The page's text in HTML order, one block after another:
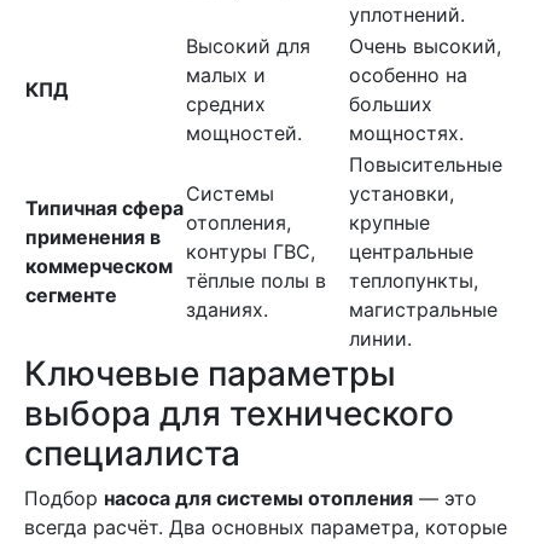
уплотнений.
КПД
Высокий для
малых и
средних
мощностей.
Очень высокий,
особенно на
больших
мощностях.
Типичная сфера
применения в
коммерческом
сегменте
Системы
отопления,
контуры ГВС,
тёплые полы в
зданиях.
Повысительные
установки,
крупные
центральные
теплопункты,
магистральные
линии.
Ключевые параметры
выбора для технического
специалиста
Подбор насоса для системы отопления — это
всегда расчёт. Два основных параметра, которые